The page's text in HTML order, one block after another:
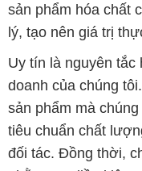
sản phẩm hóa chất
lý, tạo nên giá trị
Uy tín là nguyên tắc
doanh của chúng
sản phẩm mà
tiêu chuẩn chất
đối tác. Đồng thời,